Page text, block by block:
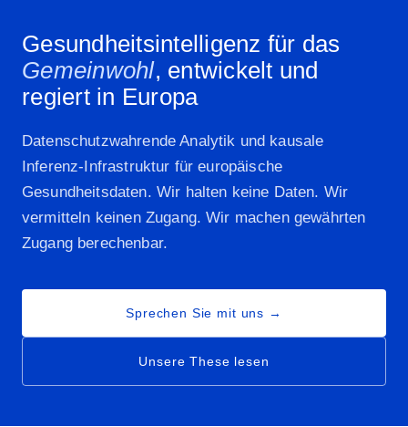
Gesundheitsintelligenz für das
Gemeinwohl, entwickelt und
regiert in Europa
Datenschutzwahrende Analytik und kausale
Inferenz-Infrastruktur für europäische
Gesundheitsdaten. Wir halten keine Daten. Wir
vermitteln keinen Zugang. Wir machen gewährten
Zugang berechenbar.
Sprechen Sie mit uns →
Unsere These lesen